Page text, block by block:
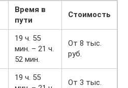
Время в
пути
Стоимость
19 ч. 55
мин. – 21 ч.
52 мин.
От 8 тыс.
руб.
19 ч. 55
От 3 тыс.